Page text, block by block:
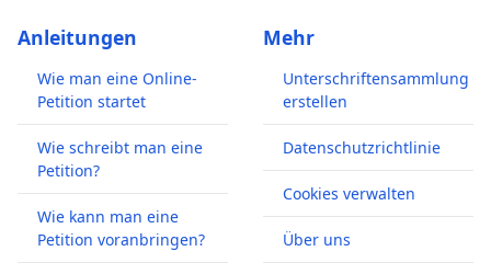
Anleitungen
Wie man eine Online-
Petition startet
Wie schreibt man eine
Petition?
Wie kann man eine
Petition voranbringen?
Mehr
Unterschriftensammlung
erstellen
Datenschutzrichtlinie
Cookies verwalten
Über uns